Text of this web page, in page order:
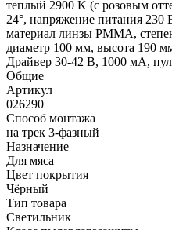
теплый 2900 K (с розовым
24°, напряжение питания
материал линзы PMMA,
диаметр 100 мм, высота 190
Драйвер 30-42 В, 1000 мА,
Общие
Артикул
026290
Способ монтажа
на трек 3-фазный
Назначение
Для мяса
Цвет покрытия
Чёрный
Тип товара
Светильник